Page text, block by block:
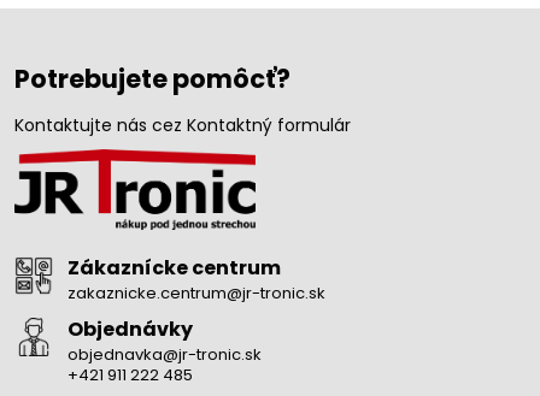
Potrebujete pomôcť?
Kontaktujte nás cez Kontaktný formulár
Zákaznícke centrum
zakaznicke.centrum@jr-tronic.sk
Objednávky
objednavka@jr-tronic.sk
+421 911 222 485